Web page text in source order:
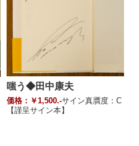
嗤う◆田中康夫
価格：￥1,500.-サイン真贋度：C
【謹呈サイン本】